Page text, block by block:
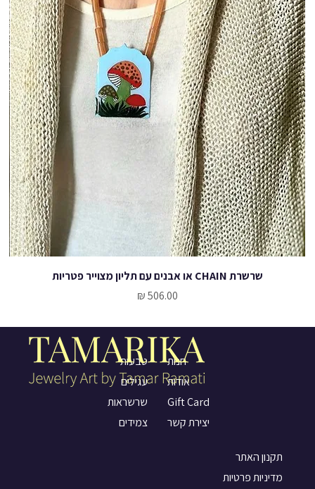
שרשרת CHAIN או אבנים עם תליון מצוייר פטריות
מחיר
טבעות
עגילים
שרשראות
צמידים
חנות
אודות
Gift Card
יצירת קשר
תקנון האתר
מדיניות פרטיות